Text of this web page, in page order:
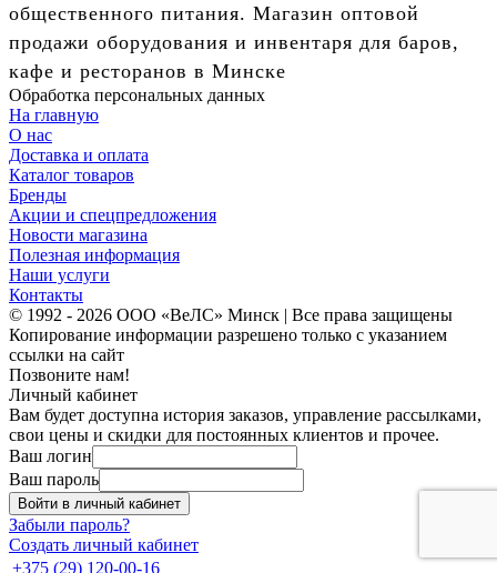
общественного питания. Магазин оптовой
продажи оборудования и инвентаря для баров,
кафе и ресторанов в Минске
Обработка персональных данных
На главную
О нас
Доставка и оплата
Каталог товаров
Бренды
Акции и спецпредложения
Новости магазина
Полезная информация
Наши услуги
Контакты
© 1992 - 2026 ООО «ВеЛС» Минск | Все права защищены
Копирование информации разрешено только с указанием
ссылки на сайт
Позвоните нам!
Личный кабинет
Вам будет доступна история заказов, управление рассылками,
свои цены и скидки для постоянных клиентов и прочее.
Ваш логин
Ваш пароль
Войти в личный кабинет
Забыли пароль?
Создать личный кабинет
+375 (29) 120-00-16